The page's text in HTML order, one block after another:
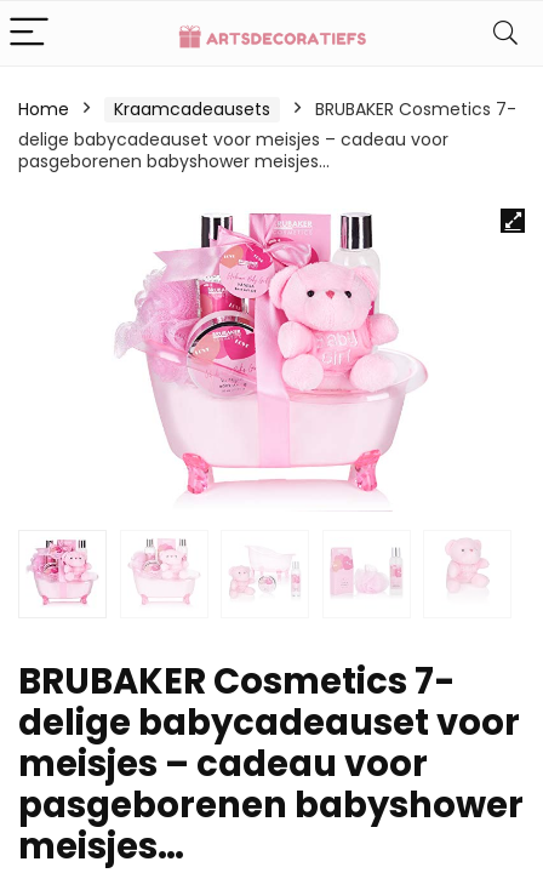
Home Kraamcadeausets
BRUBAKER Cosmetics 7-
delige babycadeauset voor meisjes – cadeau voor
pasgeborenen babyshower meisjes…
BRUBAKER Cosmetics 7-
delige babycadeauset voor
meisjes – cadeau voor
pasgeborenen babyshower
meisjes…